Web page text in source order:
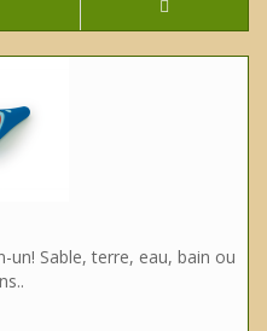
Sable, terre, eau, bain ou